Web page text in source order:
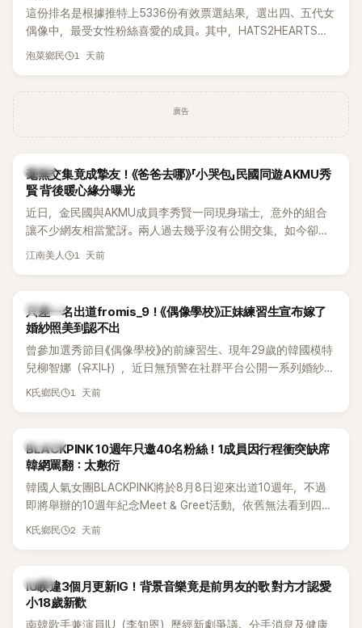
這份排名是根據推特上5336份有效票選結果，選出四、五代女
偶像中，最受女性粉絲喜愛的成員。其中，HATS2HEARTS成
員包攬了前三名，展現了她們在女性社群中的高人氣。
泡菜鄉民 1 天前
廣告
韓星
毫無交集竟成摯友！《爸爸去哪》「小哭包」民國同遊AKMU秀
賢 背後暖心緣分曝光
近日，金民國與AKMU成員李秀賢一同現身瑞士，意外的組合
讓不少網友相當驚訝。兩人過去幾乎沒有公開交集，如今卻一
起踏上瑞士之旅，也讓粉絲紛紛好奇：「他們到底是怎麼認識
江南美人 1 天前
K-POP
只差一名出道fromis_9！《偶像學校》正妹練習生宣布嫁了
婚紗照美到認不出
曾參加選秀節目《偶像學校》的前練習生、現年29歲的韓國模特
兒柳智娜（유지나），近日無預警在社群平台公開一系列婚紗
照，親自宣布即將步入婚姻，消息曝光後讓不少曾追看節目的
K氏鄉民 1 天前
K-POP
BLACKPINK 10週年只邀40名粉絲！1成員因行程衝突缺席
韓網罵翻：太敷衍
韓國人氣女團BLACKPINK將於8月8日迎來出道10週年，不過
即將舉辦的10週年紀念Meet & Greet活動，依舊無法看到四人
合體。根據韓媒《MyDaily》7日報導，當天將由Jisoo（智秀）、
K氏鄉民 2 天前
韓星
IU睽違3個月更新IG！背景音樂竟是前男友的歌 對方才認愛
小18歲新歡
南韓歌手兼演員IU（李知恩）歷經新劇爭議、分手消息及健康